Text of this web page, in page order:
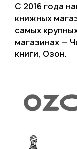
С 2016 года
книжных
самых
магазинах —
книги, Озон.